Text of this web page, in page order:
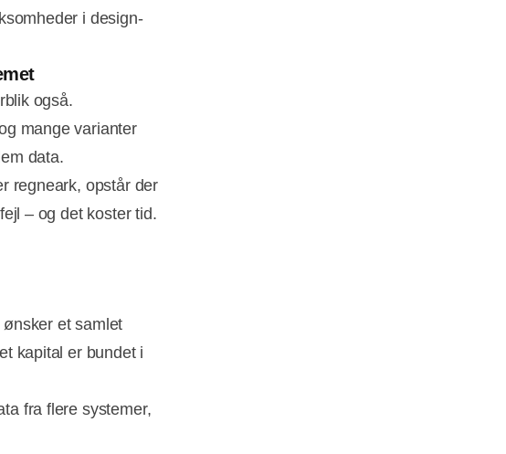
i design-
også.
mange varianter
data.
regneark, opstår der
– og det koster tid.
et samlet
kapital er bundet i
fra flere systemer,